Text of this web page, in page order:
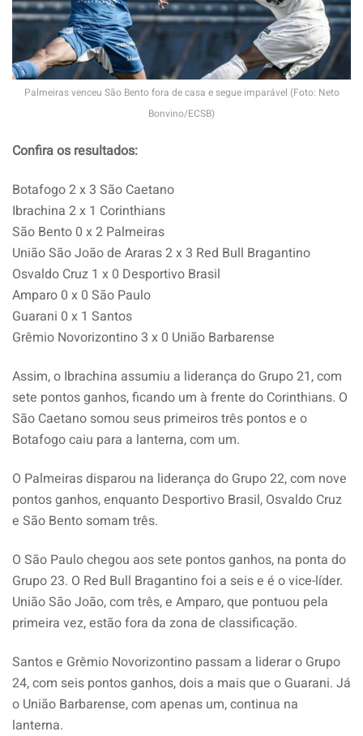
Palmeiras venceu São Bento fora de casa e segue imparável (Foto: Neto
Bonvino/ECSB)
Confira os resultados:
Botafogo 2 x 3 São Caetano
Ibrachina 2 x 1 Corinthians
São Bento 0 x 2 Palmeiras
União São João de Araras 2 x 3 Red Bull Bragantino
Osvaldo Cruz 1 x 0 Desportivo Brasil
Amparo 0 x 0 São Paulo
Guarani 0 x 1 Santos
Grêmio Novorizontino 3 x 0 União Barbarense
Assim, o Ibrachina assumiu a liderança do Grupo 21, com
sete pontos ganhos, ficando um à frente do Corinthians. O
São Caetano somou seus primeiros três pontos e o
Botafogo caiu para a lanterna, com um.
O Palmeiras disparou na liderança do Grupo 22, com nove
pontos ganhos, enquanto Desportivo Brasil, Osvaldo Cruz
e São Bento somam três.
O São Paulo chegou aos sete pontos ganhos, na ponta do
Grupo 23. O Red Bull Bragantino foi a seis e é o vice-líder.
União São João, com três, e Amparo, que pontuou pela
primeira vez, estão fora da zona de classificação.
Santos e Grêmio Novorizontino passam a liderar o Grupo
24, com seis pontos ganhos, dois a mais que o Guarani. Já
o União Barbarense, com apenas um, continua na
lanterna.